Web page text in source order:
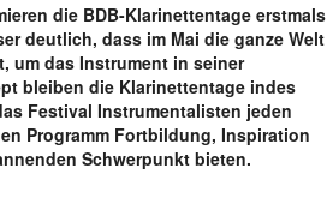
die BDB-Klarinettentage erstmals
deutlich, dass im Mai die ganze Welt
um das Instrument in seiner
bleiben die Klarinettentage indes
Festival Instrumentalisten jeden
Programm Fortbildung, Inspiration
Schwerpunkt bieten.